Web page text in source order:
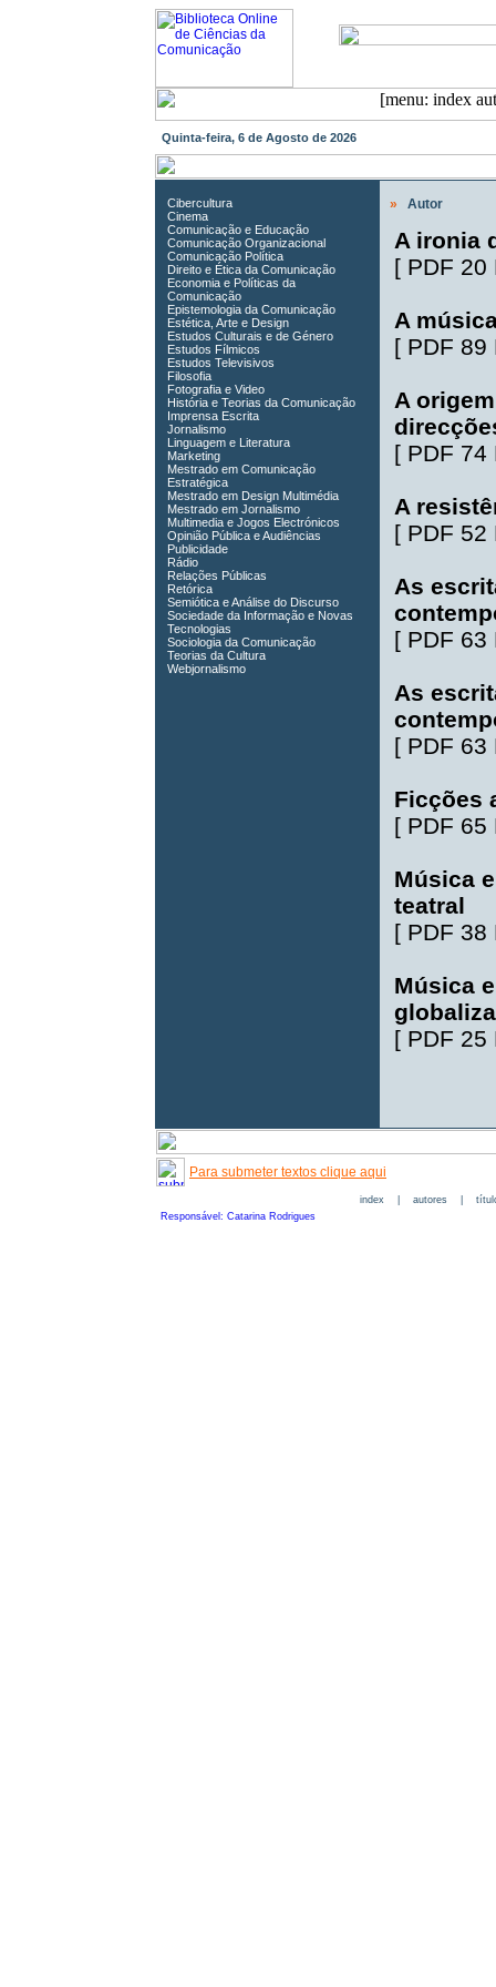
Quinta-feira, 6 de Agosto de 2026
Cibercultura
Cinema
Comunicação e Educação
Comunicação Organizacional
Comunicação Política
Direito e Ética da Comunicação
Economia e Políticas da
Comunicação
Epistemologia da Comunicação
Estética, Arte e Design
Estudos Culturais e de Género
Estudos Fílmicos
Estudos Televisivos
Filosofia
Fotografia e Video
História e Teorias da Comunicação
Imprensa Escrita
Jornalismo
Linguagem e Literatura
Marketing
Mestrado em Comunicação
Estratégica
Mestrado em Design Multimédia
Mestrado em Jornalismo
Multimedia e Jogos Electrónicos
Opinião Pública e Audiências
Publicidade
Rádio
Relações Públicas
Retórica
Semiótica e Análise do Discurso
Sociedade da Informação e Novas
Tecnologias
Sociologia da Comunicação
Teorias da Cultura
Webjornalismo
» Autor
A ironia
[ PDF 20
A
[ PDF 89
A
[ PDF 74
A
[ PDF 52
As
[ PDF 63
As
[ PDF 63
Ficções
[ PDF 65
Música
teatral
[ PDF 38
Música
[ PDF 25
Para submeter textos clique aqui
index| autores|